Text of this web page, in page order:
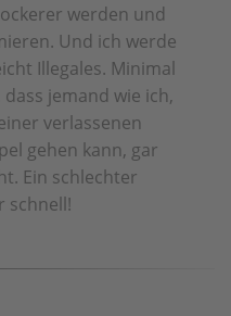
werden und
Und ich werde
Illegales. Minimal
jemand wie ich,
verlassenen
gehen kann, gar
Ein schlechter
schnell!